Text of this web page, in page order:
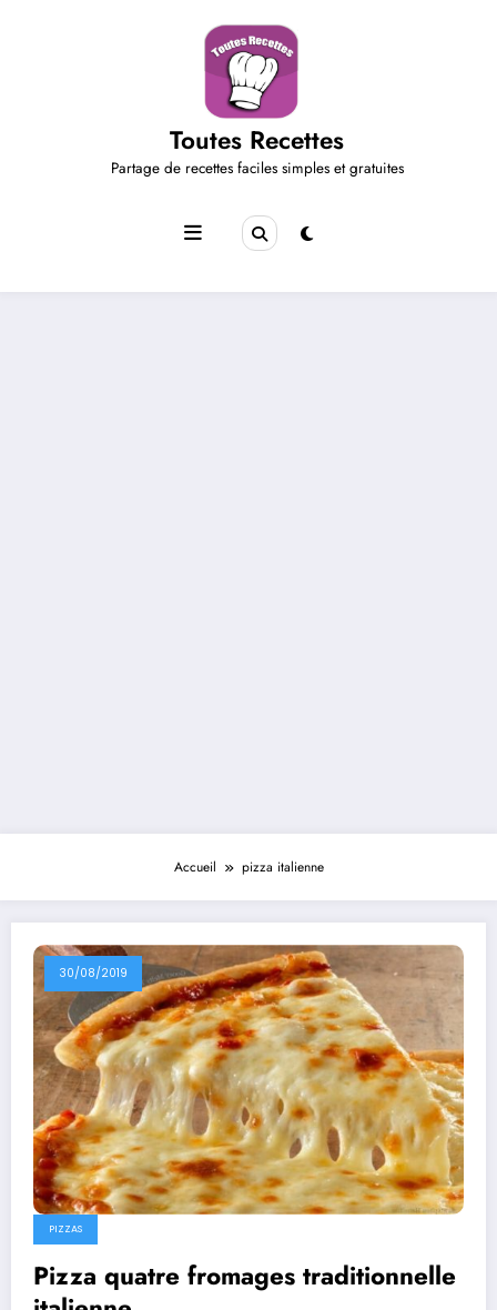
Toutes Recettes
Partage de recettes faciles simples et gratuites
Accueil pizza italienne
30/08/2019
PIZZAS
Pizza quatre fromages traditionnelle